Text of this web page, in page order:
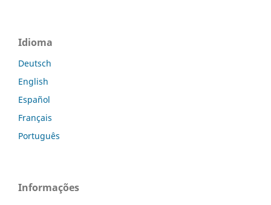
Idioma
Deutsch
English
Español
Français
Português
Informações